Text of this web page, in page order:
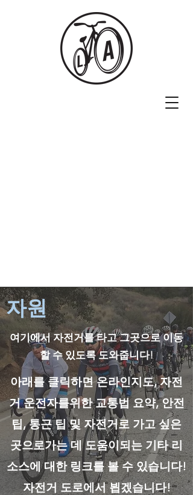
자원
여기에서 자전거를 타고 그곳으로 이동
할 수 있도록 도와줍니다!
아래를 클릭하면 온라인지도, 자전
거 운전자를위한 교통법 요약, 안전
팁, 통근 팁 및 자전거로 가고 싶은
곳으로가는 데 도움이되는 기타 리
소스에 대한 링크를 볼 수 있습니다!
자전거 도로에서 뵙겠습니다!